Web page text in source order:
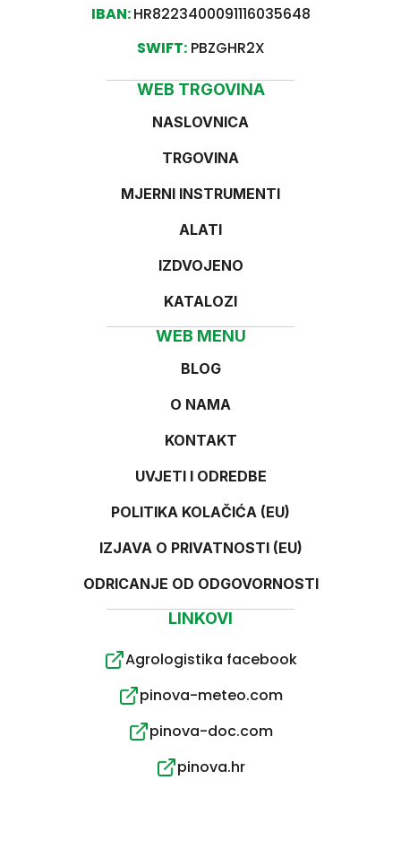
IBAN:HR8223400091116035648
SWIFT:PBZGHR2X
LINKOVI
Agrologistika facebook
pinova-meteo.com
pinova-doc.com
pinova.hr
WEB TRGOVINA
NASLOVNICA
TRGOVINA
MJERNI INSTRUMENTI
ALATI
IZDVOJENO
KATALOZI
WEB MENU
BLOG
O NAMA
KONTAKT
UVJETI I ODREDBE
POLITIKA KOLAČIĆA (EU)
IZJAVA O PRIVATNOSTI (EU)
ODRICANJE OD ODGOVORNOSTI